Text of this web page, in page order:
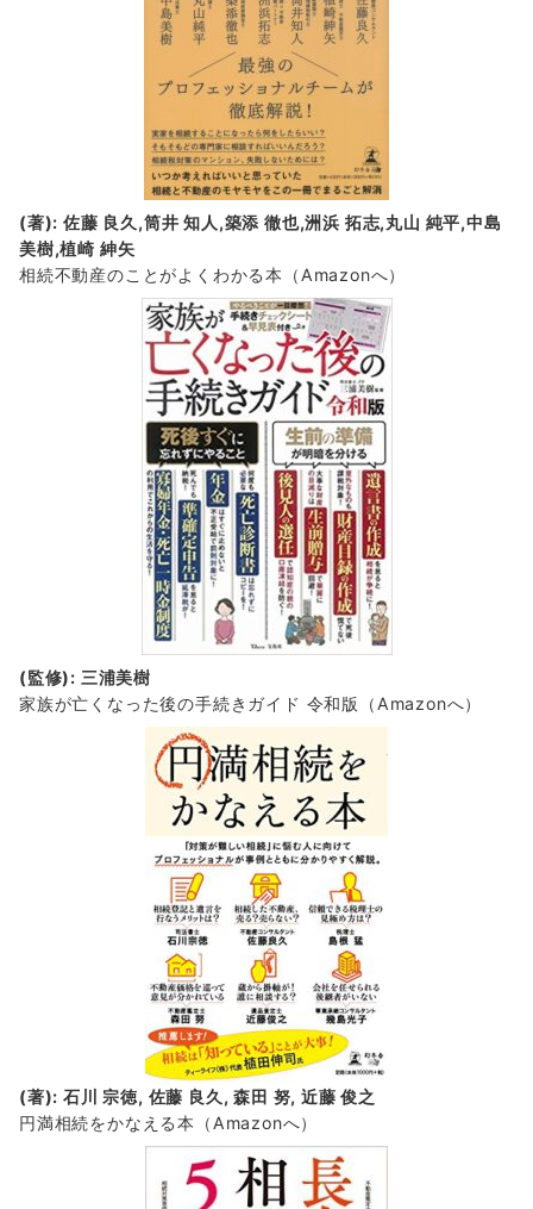
(著): 佐藤 良久,筒井 知人,築添 徹也,洲浜 拓志,丸山 純平,中島
美樹,植崎 紳矢
相続不動産のことがよくわかる本（Amazonへ）
(監修): 三浦美樹
家族が亡くなった後の手続きガイド 令和版（Amazonへ）
(著): 石川 宗徳, 佐藤 良久, 森田 努, 近藤 俊之
円満相続をかなえる本（Amazonへ）